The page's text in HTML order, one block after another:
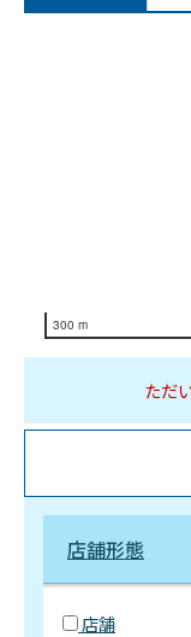
300 m
ただ
店舗形態
店舗